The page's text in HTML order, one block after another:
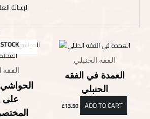
الرسالة
الفقه
على
الفقه الحنبلي
العمدة في الفقه
الحنبلي
£13.50 ADD TO CART